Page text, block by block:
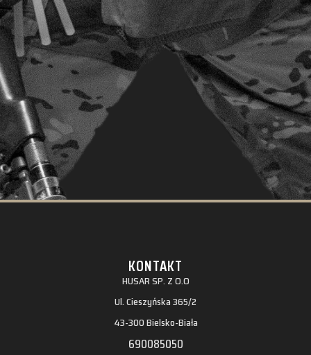
KONTAKT
HUSAR SP. Z O.O
Ul. Cieszyńska 365/2
43-300 Bielsko-Biała
690085050